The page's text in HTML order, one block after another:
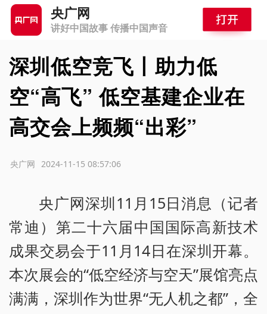
央广网
讲好中国故事 传播中国声音
深圳低空竞飞丨助力低
空“高飞” 低空基建企业在
高交会上频频“出彩”
2024-11-15 08:57:06
央广网
央广网深圳11月15日消息（记者
常迪）第二十六届中国国际高新技术
成果交易会于11月14日在深圳开幕。
本次展会的“低空经济与空天”展馆亮点
满满，深圳作为世界“无人机之都”，全